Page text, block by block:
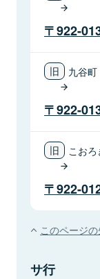
922-
九谷町
922-
こお
922-
このページ
サ行